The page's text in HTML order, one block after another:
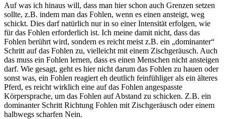
Auf was ich hinaus will, dass man hier schon auch Grenzen setzen
sollte, z.B. indem man das Fohlen, wenn es einen ansteigt, weg
schickt. Dies darf natürlich nur in so einer Intensität erfolgen, wie
für das Fohlen erforderlich ist. Ich meine damit nicht, dass das
Fohlen berührt wird, sondern es reicht meist z.B. ein „dominanter“
Schritt auf das Fohlen zu, vielleicht mit einem Zischgeräusch. Auch
das muss ein Fohlen lernen, dass es einen Menschen nicht ansteigen
darf. Wie gesagt, geht es hier nicht darum das Fohlen zu hauen oder
sonst was, ein Fohlen reagiert eh deutlich feinfühliger als ein älteres
Pferd, es reicht wirklich eine auf das Fohlen angespasste
Körpersprache, um das Fohlen auf Abstand zu schicken. Z.B. ein
dominanter Schritt Richtung Fohlen mit Zischgeräusch oder einem
halbwegs scharfen Nein.